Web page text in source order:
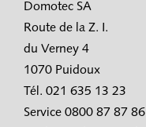
Domotec SA
Route de la Z. I.
du Verney 4
1070 Puidoux
Tél. 021 635 13 23
Service 0800 87 87 86